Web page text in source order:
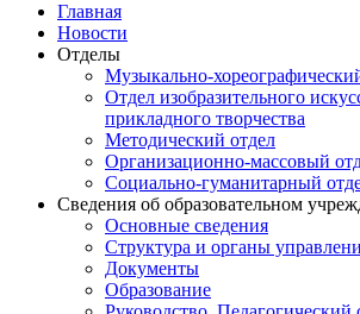
Главная
Новости
Отделы
Музыкально-
Отдел изобразительного
прикладного творчества
Методический отдел
Организационно-массовый
Социально-гуманитарный
Сведения об образовательном
Основные сведения
Структура и органы
Документы
Образование